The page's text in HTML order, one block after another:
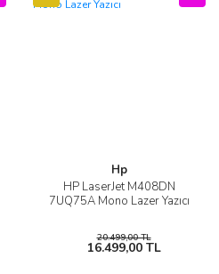
Hp
HP LaserJet M408DN
7UQ75A Mono Lazer Yazıcı
20.499,00 TL
16.499,00 TL